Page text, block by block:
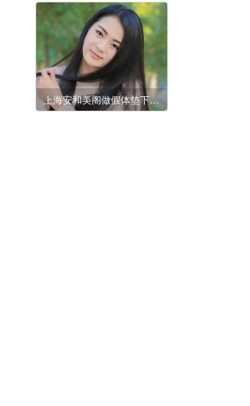
上海安和美阁做假体垫下巴多少钱？多久恢复？